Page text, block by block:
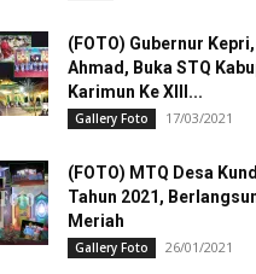
(FOTO) Gubernur
Ahmad, Buka STQ
Karimun Ke XIII...
Gallery Foto 17/03/2021
(FOTO) MTQ Desa
Tahun 2021,
Meriah
Gallery Foto 26/01/2021